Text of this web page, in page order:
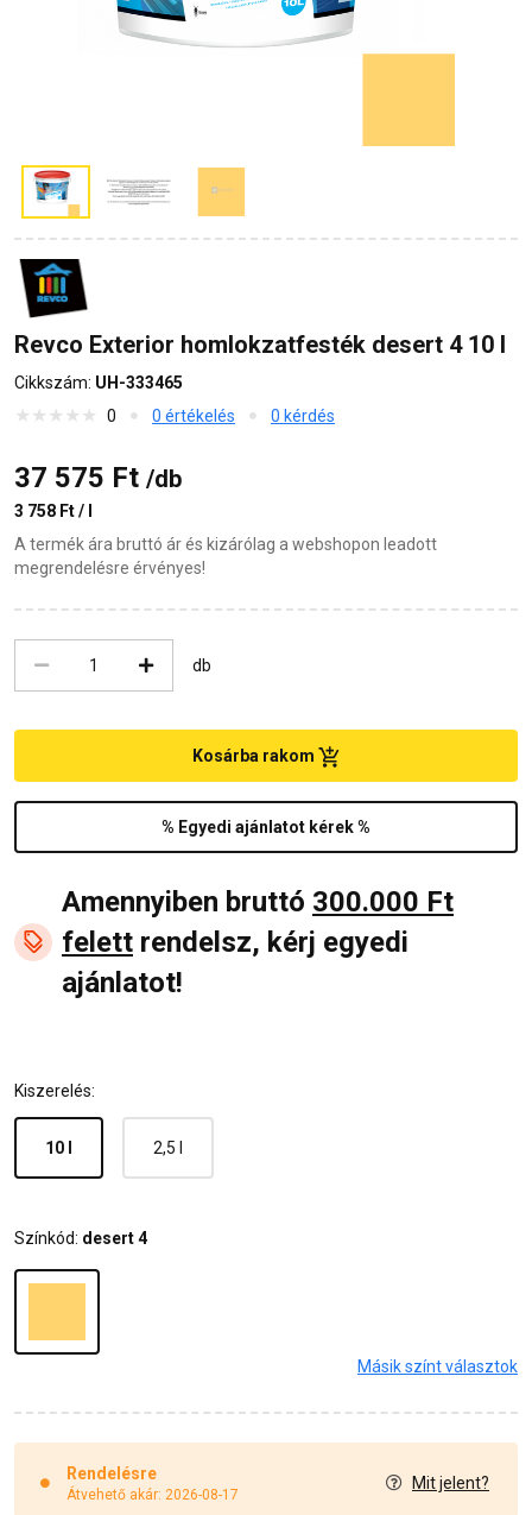
Revco Exterior homlokzatfesték desert 4 10 l
Cikkszám: UH-333465
0
0 értékelés 0 kérdés
37 575 Ft /db
3 758 Ft / l
A termék ára bruttó ár és kizárólag a webshopon leadott
megrendelésre érvényes!
db
% Egyedi ajánlatot kérek %
Kosárba rakom
Amennyiben bruttó 300.000 Ft
felett rendelsz, kérj egyedi
ajánlatot!
Kiszerelés:
10 l 2,5 l
Színkód: desert 4
Másik színt választok
Rendelésre
Átvehető akár: 2026-08-17
Mit jelent?